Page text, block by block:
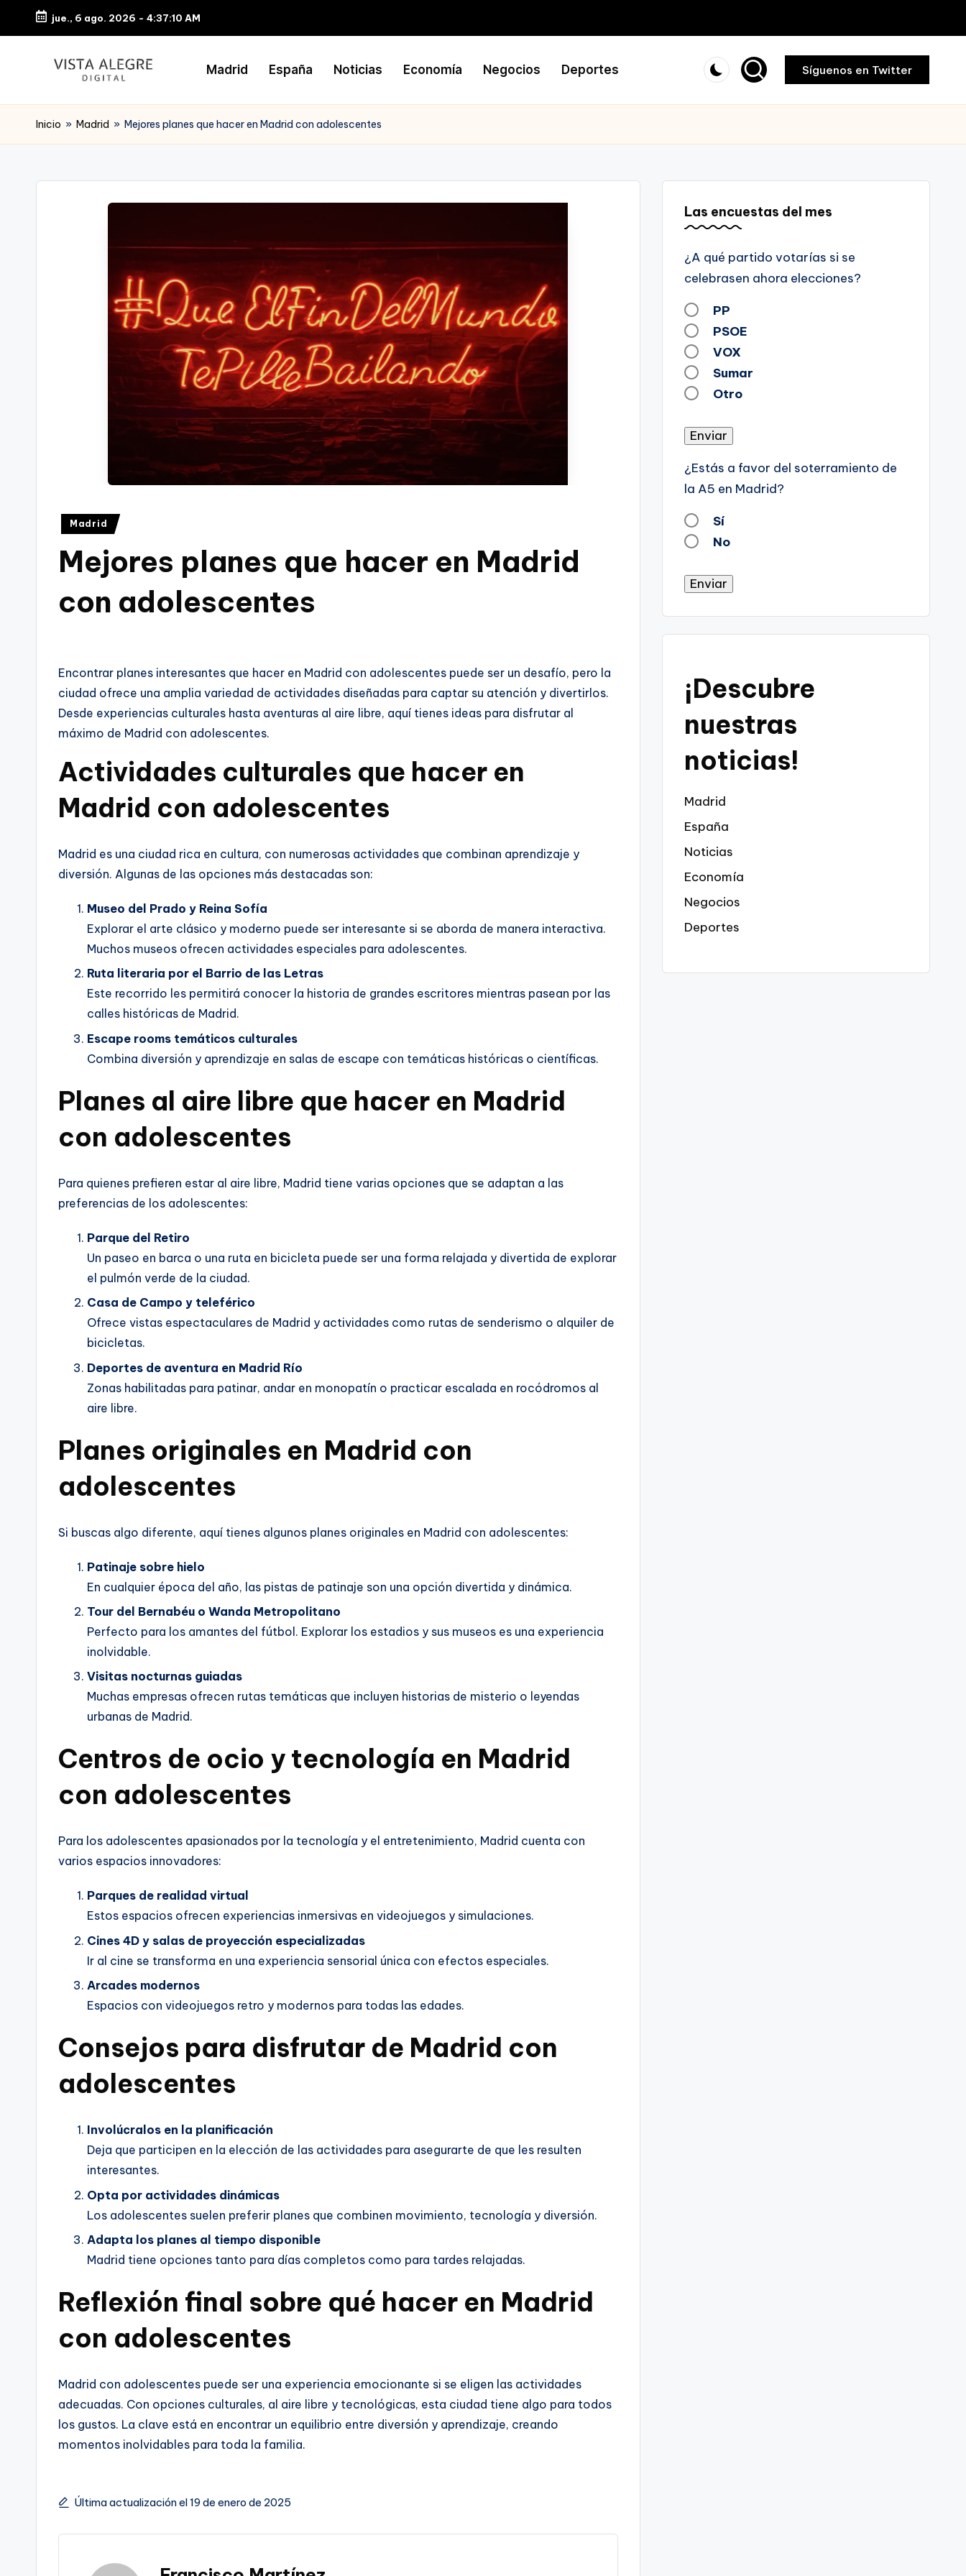
Saltar
jue., 6 ago. 2026 - 4:37:11 AM
Madrid España Noticias Economía Negocios Deportes Síguenos en Twitter
Inicio » Madrid » Mejores planes que hacer en Madrid con adolescentes
Publicado
Madrid
Mejores planes que hacer en Madrid
con adolescentes
Encontrar planes interesantes que hacer en Madrid con adolescentes puede ser un desafío, pero la
ciudad ofrece una amplia variedad de actividades diseñadas para captar su atención y divertirlos.
Desde experiencias culturales hasta aventuras al aire libre, aquí tienes ideas para disfrutar al
máximo de Madrid con adolescentes.
Actividades culturales que hacer en
Madrid con adolescentes
Madrid es una ciudad rica en cultura, con numerosas actividades que combinan aprendizaje y
diversión. Algunas de las opciones más destacadas son:
Museo del Prado y Reina Sofía
Explorar el arte clásico y moderno puede ser interesante si se aborda de manera interactiva.
Muchos museos ofrecen actividades especiales para adolescentes.
Ruta literaria por el Barrio de las Letras
Este recorrido les permitirá conocer la historia de grandes escritores mientras pasean por las
calles históricas de Madrid.
Escape rooms temáticos culturales
Combina diversión y aprendizaje en salas de escape con temáticas históricas o científicas.
Planes al aire libre que hacer en Madrid
con adolescentes
Para quienes prefieren estar al aire libre, Madrid tiene varias opciones que se adaptan a las
preferencias de los adolescentes:
Parque del Retiro
Un paseo en barca o una ruta en bicicleta puede ser una forma relajada y divertida de explorar
el pulmón verde de la ciudad.
Casa de Campo y teleférico
Ofrece vistas espectaculares de Madrid y actividades como rutas de senderismo o alquiler de
bicicletas.
Deportes de aventura en Madrid Río
Zonas habilitadas para patinar, andar en monopatín o practicar escalada en rocódromos al
aire libre.
Planes originales en Madrid con
adolescentes
Si buscas algo diferente, aquí tienes algunos planes originales en Madrid con adolescentes:
Patinaje sobre hielo
En cualquier época del año, las pistas de patinaje son una opción divertida y dinámica.
Tour del Bernabéu o Wanda Metropolitano
Perfecto para los amantes del fútbol. Explorar los estadios y sus museos es una experiencia
inolvidable.
Visitas nocturnas guiadas
Muchas empresas ofrecen rutas temáticas que incluyen historias de misterio o leyendas
urbanas de Madrid.
Centros de ocio y tecnología en Madrid
con adolescentes
Para los adolescentes apasionados por la tecnología y el entretenimiento, Madrid cuenta con
varios espacios innovadores:
Parques de realidad virtual
Estos espacios ofrecen experiencias inmersivas en videojuegos y simulaciones.
Cines 4D y salas de proyección especializadas
Ir al cine se transforma en una experiencia sensorial única con efectos especiales.
Arcades modernos
Espacios con videojuegos retro y modernos para todas las edades.
Consejos para disfrutar de Madrid con
adolescentes
Involúcralos en la planificación
Deja que participen en la elección de las actividades para asegurarte de que les resulten
interesantes.
Opta por actividades dinámicas
Los adolescentes suelen preferir planes que combinen movimiento, tecnología y diversión.
Adapta los planes al tiempo disponible
Madrid tiene opciones tanto para días completos como para tardes relajadas.
Reflexión final sobre qué hacer en Madrid
con adolescentes
Madrid con adolescentes puede ser una experiencia emocionante si se eligen las actividades
adecuadas. Con opciones culturales, al aire libre y tecnológicas, esta ciudad tiene algo para todos
los gustos. La clave está en encontrar un equilibrio entre diversión y aprendizaje, creando
momentos inolvidables para toda la familia.
Última actualización el 19 de enero de 2025
Las encuestas del mes
¿A qué partido votarías si se
celebrasen ahora elecciones?
PP
PSOE
VOX
Sumar
Otro
Enviar
¿Estás a favor del soterramiento de
la A5 en Madrid?
Sí
No
Enviar
¡Descubre
nuestras
noticias!
Madrid
España
Noticias
Economía
Negocios
Deportes